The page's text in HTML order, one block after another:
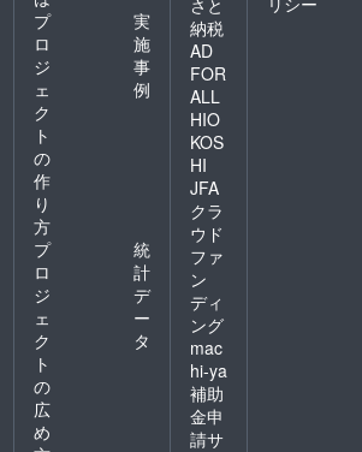
プ
ロ
ジ
ェ
ク
ト
の
作
り
方
実
施
事
例
プ
ロ
ジ
ェ
ク
ト
の
広
め
統
計
デ
ー
タ
納税
AD
FOR
ALL
HIO
KOS
HI
JFA
クラ
ウド
ファ
ン
ディ
ング
mac
hi-ya
補助
金申
請サ